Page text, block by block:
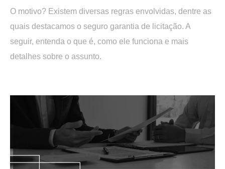
O motivo? Existem diversas regras envolvidas, dentre as
quais destacamos o seguro garantia de licitação. A
seguir, entenda o que é, como ele funciona e mais
detalhes sobre o assunto.